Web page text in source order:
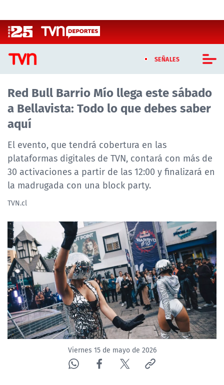
SEÑALES
CASTING MASTERCHEF CHILE
CASTING TVN VERTICAL
TVN VERTICAL
TVN PLAY
PROGRAMAS
NTV
ACTUALIDAD Y TENDENCIAS
CORPORATIVO Y TRANSPARENCIA
CANAL DE DENUNCIAS
ÁREA DE PROYECTOS
Red Bull Barrio Mío llega este sábado
a Bellavista: Todo lo que debes saber
aquí
El evento, que tendrá cobertura en las
plataformas digitales de TVN, contará con más de
30 activaciones a partir de las 12:00 y finalizará en
la madrugada con una block party.
TVN.cl
Viernes 15 de mayo de 2026